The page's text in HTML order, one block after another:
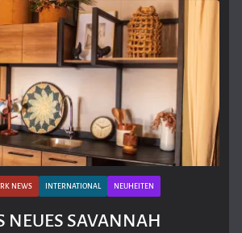
NEWS INTERNATIONAL NEUHEITEN
NEUES SAVANNAH